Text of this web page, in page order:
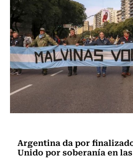
Argentina da por
Unido por soberanía en